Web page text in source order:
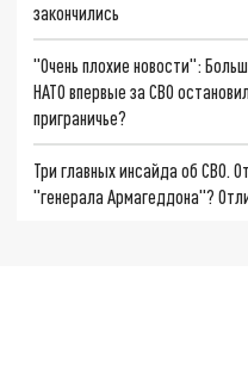
закончились
"Очень плохие новости":
НАТО впервые за СВО
приграничье?
Три главных инсайда об СВО.
"генерала Армагеддона"?